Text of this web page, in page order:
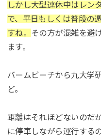
しかし大型連休中はレン
で、平日もしくは普段の
すね。 その方が混雑を避
ます。
パームビーチから九大学
ど。
距離はそれほどないのだ
に停車しながら運行する